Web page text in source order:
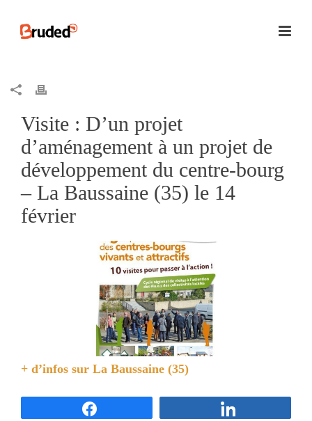
Visite : D’un projet
d’aménagement à un projet de
développement du centre-bourg
– La Baussaine (35) le 14
février
+ d’infos sur La Baussaine (35)